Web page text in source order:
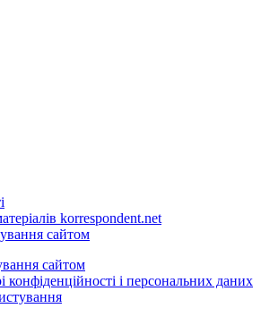
korrespondent.net
сайтом
сайтом
конфіденційності і персональних даних